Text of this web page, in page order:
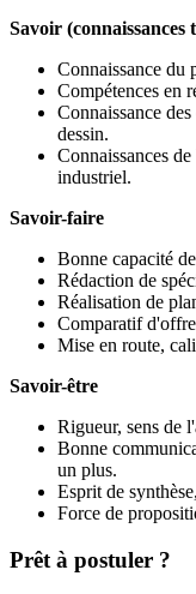
Savoir (connaissances
Connaissance du
Compétences en
Connaissance
dessin.
Connaissances
industriel.
Savoir-faire
Bonne capacité
Rédaction de
Réalisation de
Comparatif
Mise en route,
Savoir-être
Rigueur, sens de
Bonne
un plus.
Esprit de
Force de
Prêt à postuler ?